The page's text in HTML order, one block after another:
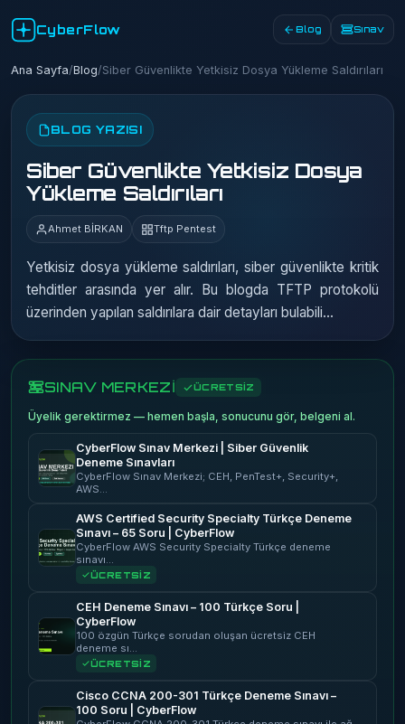
CyberFlow Blog Sınav
Ana Sayfa/Blog/Siber Güvenlikte Yetkisiz Dosya Yükleme Saldırıları
BLOG YAZISI
Siber Güvenlikte Yetkisiz Dosya
Yükleme Saldırıları
Ahmet BİRKAN Tftp Pentest
Yetkisiz dosya yükleme saldırıları, siber güvenlikte kritik
tehditler arasında yer alır. Bu blogda TFTP protokolü
üzerinden yapılan saldırılara dair detayları bulabili...
SINAV MERKEZİ ÜCRETSİZ
Üyelik gerektirmez — hemen başla, sonucunu gör, belgeni al.
CyberFlow Sınav Merkezi | Siber Güvenlik
Deneme Sınavları
CyberFlow Sınav Merkezi; CEH, PenTest+, Security+,
AWS…
AWS Certified Security Specialty Türkçe Deneme
Sınavı – 65 Soru | CyberFlow
CyberFlow AWS Security Specialty Türkçe deneme
sınavı…
ÜCRETSİZ
CEH Deneme Sınavı – 100 Türkçe Soru |
CyberFlow
100 özgün Türkçe sorudan oluşan ücretsiz CEH
deneme sı…
ÜCRETSİZ
Cisco CCNA 200-301 Türkçe Deneme Sınavı –
100 Soru | CyberFlow